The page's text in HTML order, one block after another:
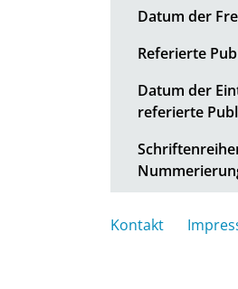
Datum der
Referierte
Datum der
referierte
Kontakt